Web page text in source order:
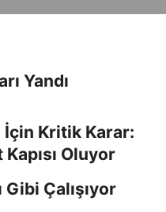
Yandı
İçin Kritik Karar:
Oluyor
Çalışıyor